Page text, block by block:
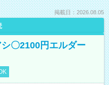
掲載日：2026.08.05
シ〇2100円エルダー